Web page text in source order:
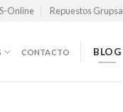
Online Repuestos Grupsa
CONTACTO BLOG